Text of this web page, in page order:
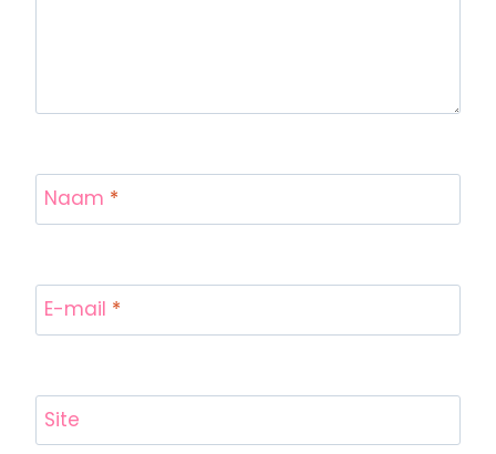
Naam *
E-mail *
Site